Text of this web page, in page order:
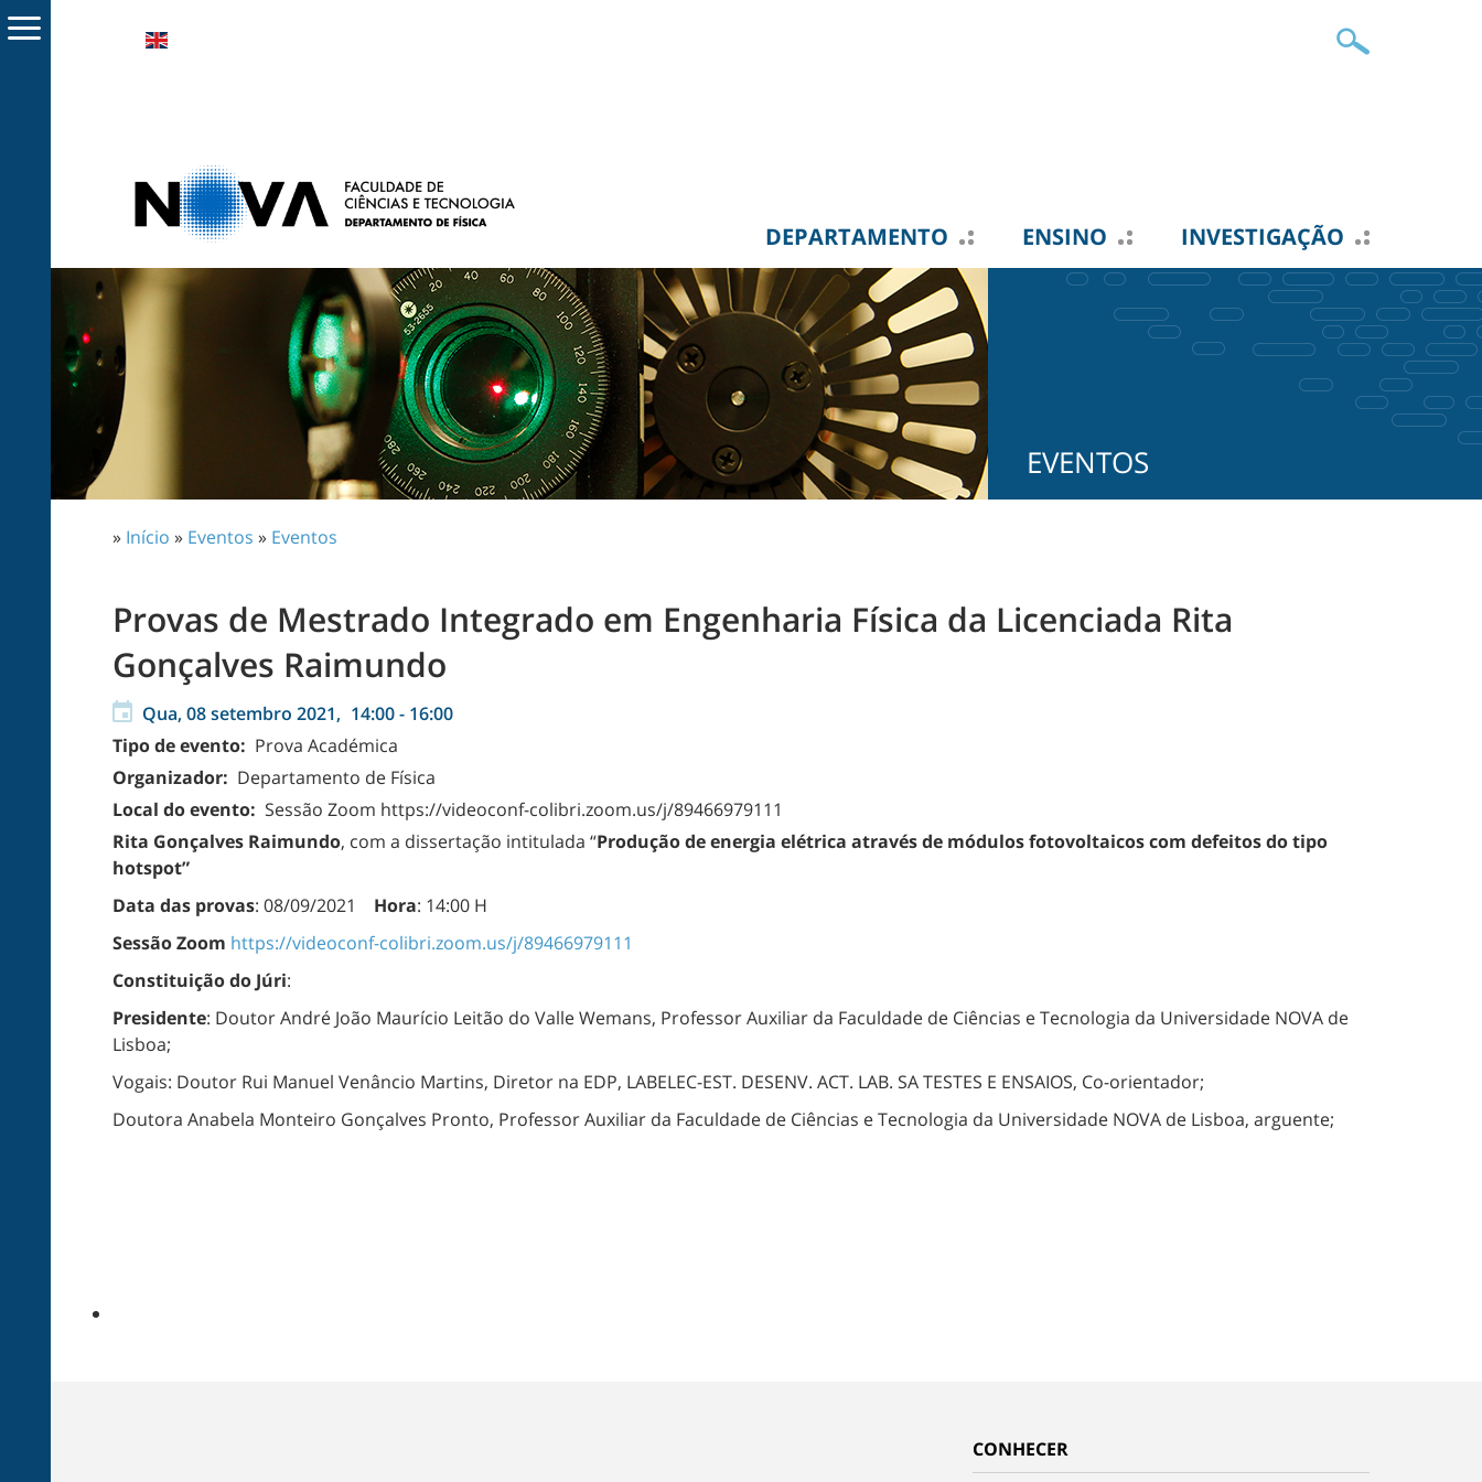
DEPARTAMENTO ENSINO INVESTIGAÇÃO
EVENTOS
» Início » Eventos » Eventos
Provas de Mestrado Integrado em Engenharia Física da Licenciada Rita
Gonçalves Raimundo
Qua, 08 setembro 2021, 14:00- 16:00
Tipo de evento: Prova Académica
Organizador: Departamento de Física
Local do evento: Sessão Zoom https://videoconf-colibri.zoom.us/j/89466979111
Rita Gonçalves Raimundo, com a dissertação intitulada “Produção de energia elétrica através de módulos fotovoltaicos com defeitos do tipo
hotspot”
Data das provas: 08/09/2021 Hora: 14:00 H
Sessão Zoom https://videoconf-colibri.zoom.us/j/89466979111
Constituição do Júri:
Presidente: Doutor André João Maurício Leitão do Valle Wemans, Professor Auxiliar da Faculdade de Ciências e Tecnologia da Universidade NOVA de
Lisboa;
Vogais: Doutor Rui Manuel Venâncio Martins, Diretor na EDP, LABELEC-EST. DESENV. ACT. LAB. SA TESTES E ENSAIOS, Co-orientador;
Doutora Anabela Monteiro Gonçalves Pronto, Professor Auxiliar da Faculdade de Ciências e Tecnologia da Universidade NOVA de Lisboa, arguente;
CONHECER